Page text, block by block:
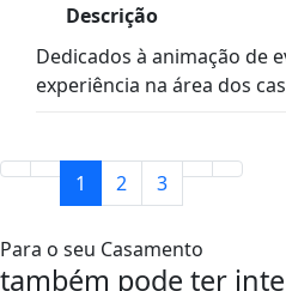
Descrição
Dedicados à animação de
experiência na área dos
1 2 3
Para o seu Casamento
também pode ter